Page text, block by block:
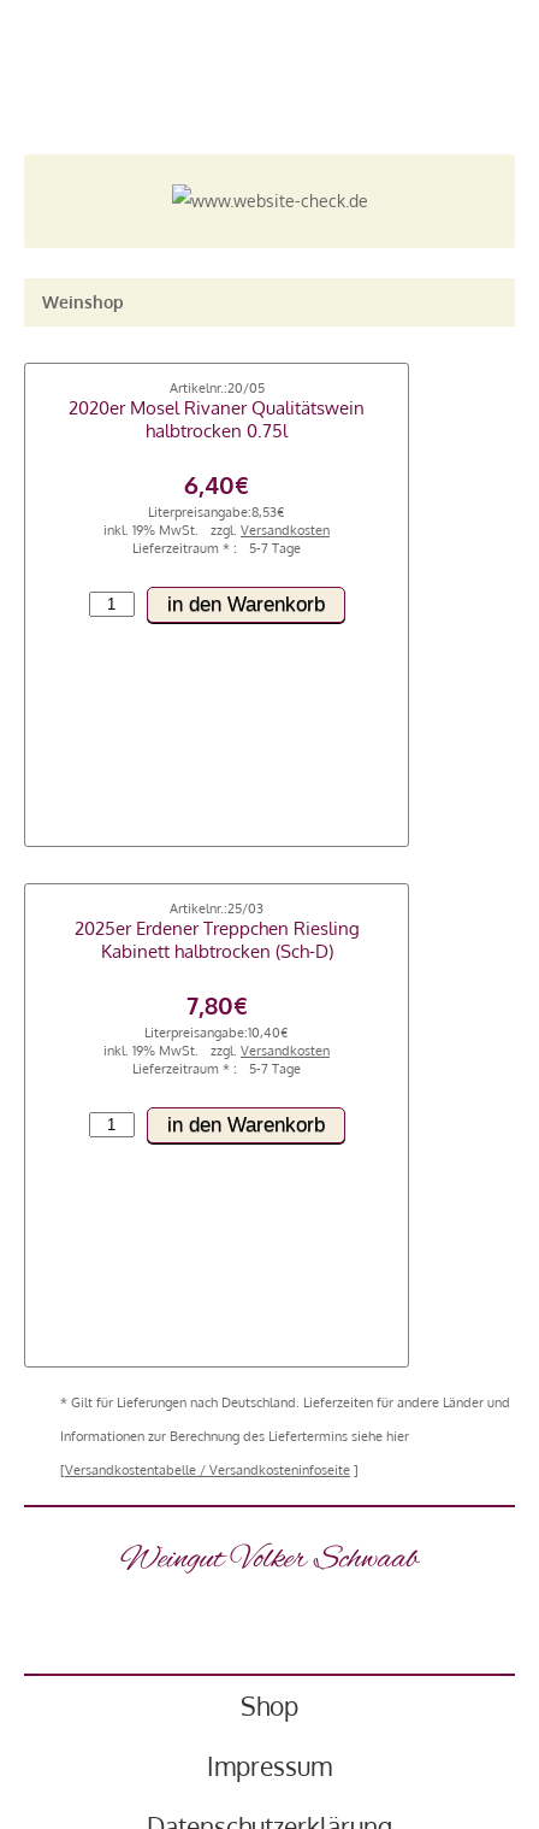
Weinshop
Artikelnr.:20/05
2020er Mosel Rivaner Qualitätswein
halbtrocken 0.75l
6,40€
Literpreisangabe:8,53€
inkl. 19% MwSt.
zzgl. Versandkosten
Lieferzeitraum * :
5-7 Tage
Artikelnr.:25/03
2025er Erdener Treppchen Riesling
Kabinett halbtrocken (Sch-D)
7,80€
Literpreisangabe:10,40€
inkl. 19% MwSt.
zzgl. Versandkosten
Lieferzeitraum * :
5-7 Tage
* Gilt für Lieferungen nach Deutschland. Lieferzeiten für andere Länder und
Informationen zur Berechnung des Liefertermins siehe hier
[Versandkostentabelle / Versandkosteninfoseite ]
Weingut Volker Schwaab
Shop
Impressum